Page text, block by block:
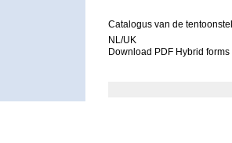
Catalogus van de
NL/UK
Download PDF Hybrid forms